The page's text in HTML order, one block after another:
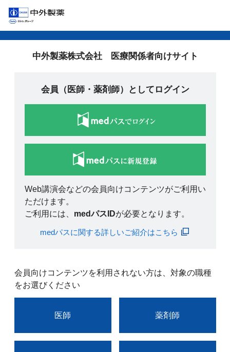
中外製薬株式会社 医療関係者向けサイト
会員（医師・薬剤師）としてログイン
Web講演会などの会員向けコンテンツがご利用い
ただけます。
ご利用には、 medパスIDが必要となります。
medパスに関する詳しいご紹介はこちら
会員向けコンテンツを利用されない方は、対象の職種
をお選びください
医師 薬剤師